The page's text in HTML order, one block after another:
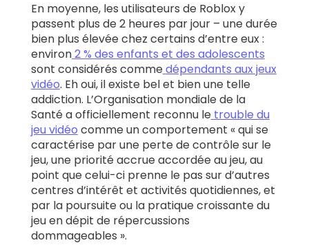
En moyenne, les utilisateurs de Roblox y
passent plus de 2 heures par jour – une durée
bien plus élevée chez certains d’entre eux :
environ2 % des enfants et des adolescents
sont considérés commedépendants aux jeux
vidéo. Eh oui, il existe bel et bien une telle
addiction. L’Organisation mondiale de la
Santé a officiellement reconnu le trouble du
jeu vidéo comme un comportement « qui se
caractérise par une perte de contrôle sur le
jeu, une priorité accrue accordée au jeu, au
point que celui-ci prenne le pas sur d’autres
centres d’intérêt et activités quotidiennes, et
par la poursuite ou la pratique croissante du
jeu en dépit de répercussions
dommageables ».